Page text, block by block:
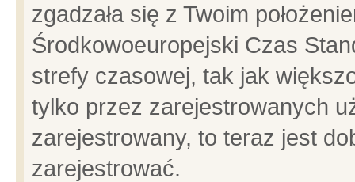
zgadzała się z Twoim
Środkowoeuropejski Czas
strefy czasowej, tak jak
tylko przez zarejestrowanych
zarejestrowany, to teraz jest
zarejestrować.